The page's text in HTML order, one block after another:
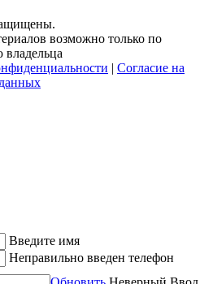
возможно только по
| Согласие на
Введите имя
Неправильно введен телефон